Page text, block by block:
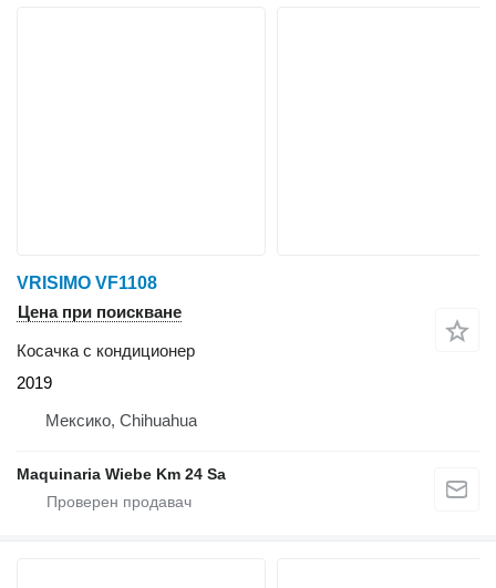
VRISIMO VF1108
Цена при поискване
Косачка с кондиционер
2019
Мексико, Chihuahua
Maquinaria Wiebe Km 24 Sa